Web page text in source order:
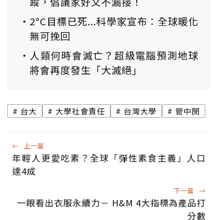
2°C目標已死...科學家宣布：全球暖化
無可挽回
人類何時會滅亡？超級電腦預測地球
將會再度發生「大滅絕」
台大 大學社會責任 台灣大學 管中閔
← 上一篇
年輕人更愛吃素？全球「彈性素食主義」人口
達4成
下一篇 →
一眼看出衣服永續力－ H&M 4大指標為產品打
分數